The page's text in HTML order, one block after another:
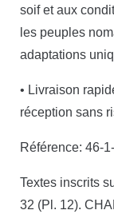
soif et aux
les peuples
adaptations
• Livraison
réception sans
Référence: 46-
Textes inscrits
32 (Pl. 12).